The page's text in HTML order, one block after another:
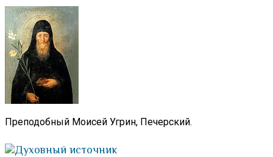
Преподобный Моисей Угрин, Печерский.
Духовный источник